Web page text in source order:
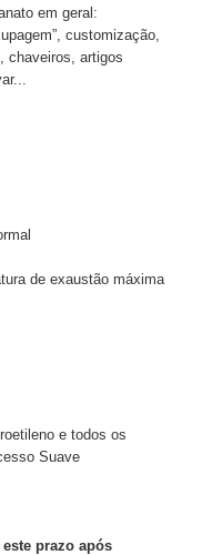
em geral:
customização,
chaveiros, artigos
de exaustão máxima
e todos os
Suave
prazo após